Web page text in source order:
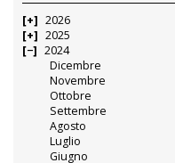
2026
2025
2024
Dicembre
Novembre
Ottobre
Settembre
Agosto
Luglio
Giugno